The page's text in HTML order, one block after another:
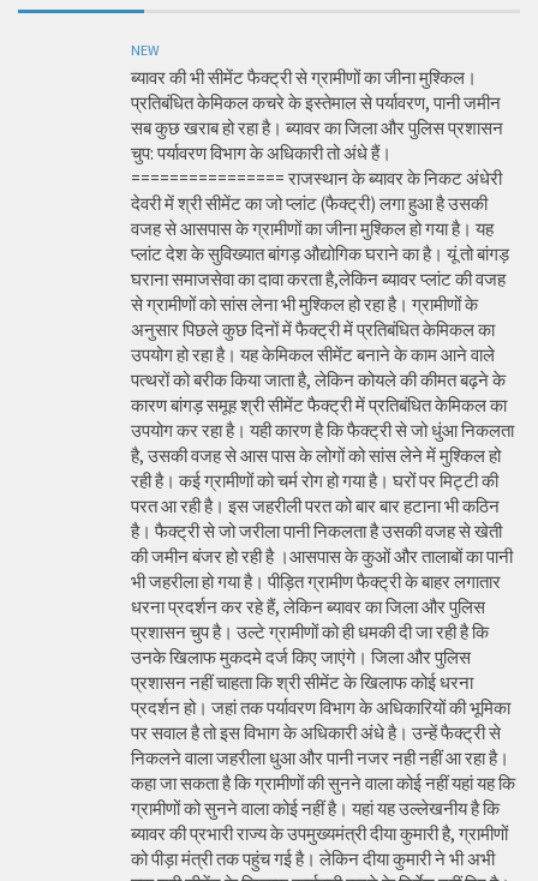
NEW
ब्यावर की भी सीमेंट फैक्ट्री से ग्रामीणों का जीना मुश्किल।
प्रतिबंधित केमिकल कचरे के इस्तेमाल से पर्यावरण, पानी जमीन
सब कुछ खराब हो रहा है। ब्यावर का जिला और पुलिस प्रशासन
चुप: पर्यावरण विभाग के अधिकारी तो अंधे हैं।
================ राजस्थान के ब्यावर के निकट अंधेरी
देवरी में श्री सीमेंट का जो प्लांट (फैक्ट्री) लगा हुआ है उसकी
वजह से आसपास के ग्रामीणों का जीना मुश्किल हो गया है। यह
प्लांट देश के सुविख्यात बांगड़ औद्योगिक घराने का है। यूं तो बांगड़
घराना समाजसेवा का दावा करता है,लेकिन ब्यावर प्लांट की वजह
से ग्रामीणों को सांस लेना भी मुश्किल हो रहा है। ग्रामीणों के
अनुसार पिछले कुछ दिनों में फैक्ट्री में प्रतिबंधित केमिकल का
उपयोग हो रहा है। यह केमिकल सीमेंट बनाने के काम आने वाले
पत्थरों को बरीक किया जाता है, लेकिन कोयले की कीमत बढ़ने के
कारण बांगड़ समूह श्री सीमेंट फैक्ट्री में प्रतिबंधित केमिकल का
उपयोग कर रहा है। यही कारण है कि फैक्ट्री से जो धुंआ निकलता
है, उसकी वजह से आस पास के लोगों को सांस लेने में मुश्किल हो
रही है। कई ग्रामीणों को चर्म रोग हो गया है। घरों पर मिट्टी की
परत आ रही है। इस जहरीली परत को बार बार हटाना भी कठिन
है। फैक्ट्री से जो जरीला पानी निकलता है उसकी वजह से खेती
की जमीन बंजर हो रही है ।आसपास के कुओं और तालाबों का पानी
भी जहरीला हो गया है। पीड़ित ग्रामीण फैक्ट्री के बाहर लगातार
धरना प्रदर्शन कर रहे हैं, लेकिन ब्यावर का जिला और पुलिस
प्रशासन चुप है। उल्टे ग्रामीणों को ही धमकी दी जा रही है कि
उनके खिलाफ मुकदमे दर्ज किए जाएंगे। जिला और पुलिस
प्रशासन नहीं चाहता कि श्री सीमेंट के खिलाफ कोई धरना
प्रदर्शन हो। जहां तक पर्यावरण विभाग के अधिकारियों की भूमिका
पर सवाल है तो इस विभाग के अधिकारी अंधे है। उन्हें फैक्ट्री से
निकलने वाला जहरीला धुआ और पानी नजर नही नहीं आ रहा है।
कहा जा सकता है कि ग्रामीणों की सुनने वाला कोई नहीं यहां यह कि
ग्रामीणों को सुनने वाला कोई नहीं है। यहां यह उल्लेखनीय है कि
ब्यावर की प्रभारी राज्य के उपमुख्यमंत्री दीया कुमारी है, ग्रामीणों
को पीड़ा मंत्री तक पहुंच गई है। लेकिन दीया कुमारी ने भी अभी